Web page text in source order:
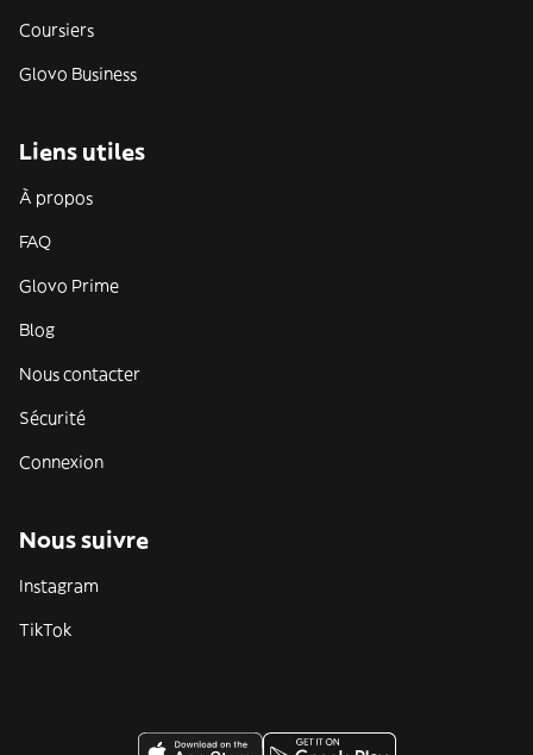
Coursiers
Glovo Business
Liens utiles
À propos
FAQ
Glovo Prime
Blog
Nous contacter
Sécurité
Connexion
Nous suivre
Instagram
TikTok